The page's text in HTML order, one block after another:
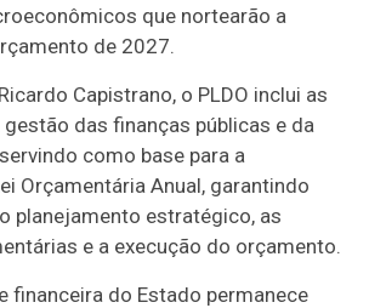
que nortearão a
de 2027.
Capistrano, o PLDO inclui as
das finanças públicas e da
como base para a
Orçamentária Anual, garantindo
planejamento estratégico, as
e a execução do orçamento.
financeira do Estado permanece